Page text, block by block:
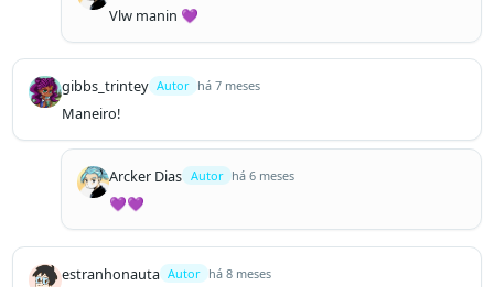
Vlw manin 💜
gibbs_trintey Autor há 7 meses
Maneiro!
Arcker Dias Autor há 6 meses
💜💜
estranhonauta Autor há 8 meses